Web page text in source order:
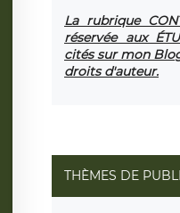
La rubrique
réservée aux
cités sur mon
droits d'auteur.
THÈMES DE